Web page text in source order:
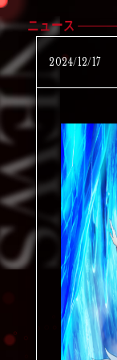
ニュース
2024/12/17